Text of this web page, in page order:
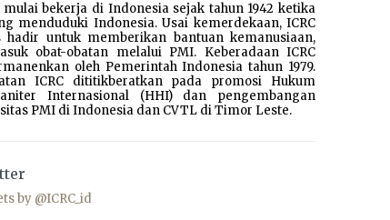
mulai bekerja di Indonesia sejak tahun 1942 ketika
menduduki Indonesia. Usai kemerdekaan, ICRC
hadir untuk memberikan bantuan kemanusiaan,
obat-obatan melalui PMI. Keberadaan ICRC
oleh Pemerintah Indonesia tahun 1979.
ICRC dititikberatkan pada promosi Hukum
Internasional (HHI) dan pengembangan
PMI di Indonesia dan CVTL di Timor Leste.
by @ICRC_id